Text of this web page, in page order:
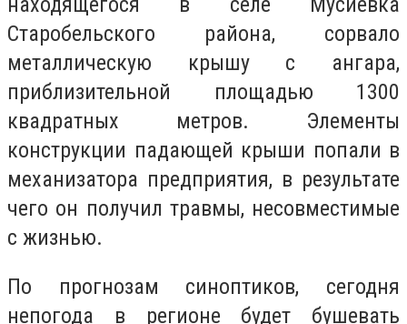
Старобельского района, сорвало
металлическую крышу с ангара,
приблизительной площадью 1300
квадратных метров. Элементы
конструкции падающей крыши попали в
механизатора предприятия, в результате
чего он получил травмы, несовместимые
с жизнью.
По прогнозам синоптиков, сегодня
непогода в регионе будет бушевать